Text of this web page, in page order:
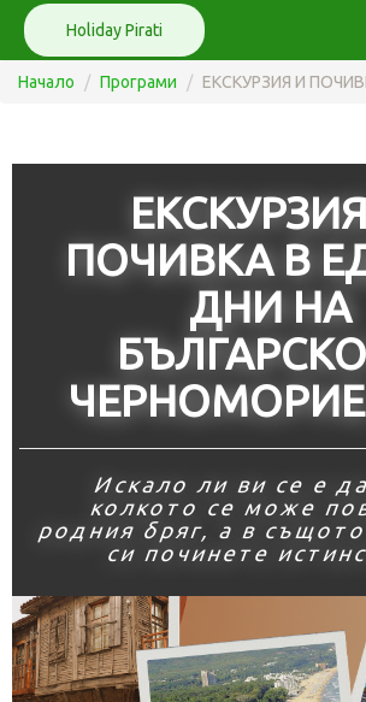
Holiday Pirati
Начало Програми ЕКСКУРЗИЯ И
ПОЧИВКА В
ДНИ НА
ЧЕРНОМОРИЕ
Искало ли ви се е
колкото се може
родния бряг, а в
си починете